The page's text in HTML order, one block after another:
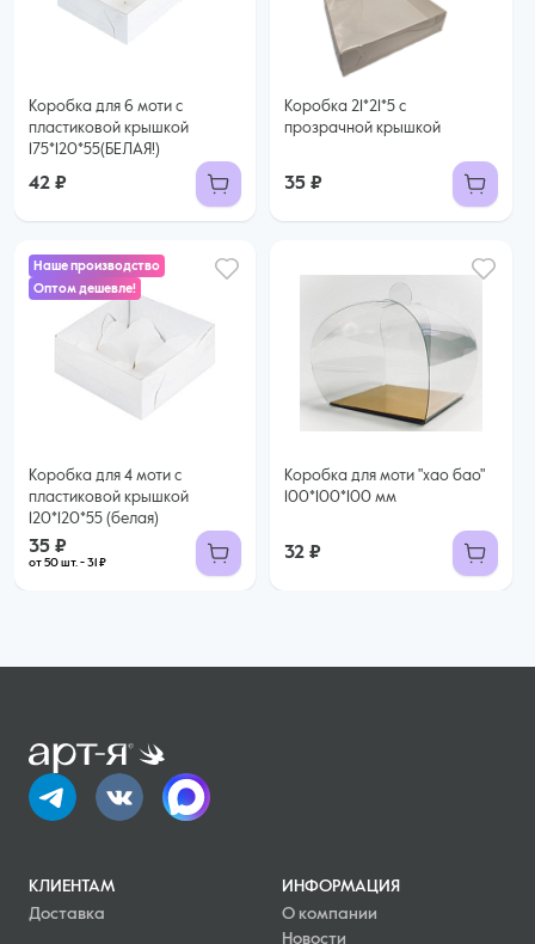
Коробка для 6 моти с
пластиковой крышкой
175*120*55(БЕЛАЯ!)
42 ₽
Коробка 21*21*5 с
прозрачной крышкой
35 ₽
Наше производство
Оптом дешевле!
Коробка для 4 моти с
пластиковой крышкой
120*120*55 (белая)
35 ₽
от 50 шт. - 31 ₽
31 ₽ за шт. при заказе от 50 шт.
Купить оптом
Коробка для моти "хао бао"
100*100*100 мм
32 ₽
КЛИЕНТАМ
Доставка
ИНФОРМАЦИЯ
О компании
Новости